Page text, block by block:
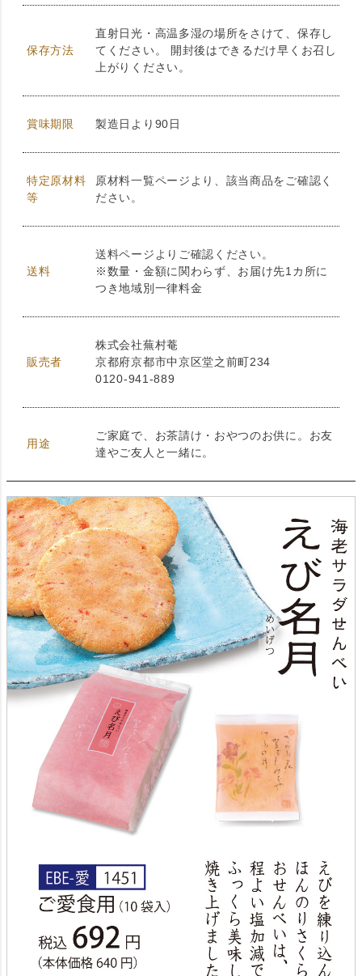
保存方法
直射日光・高温多湿の場所をさけて、保存し
てください。 開封後はできるだけ早くお召し
上がりください。
賞味期限 製造日より90日
特定原材料
等
原材料一覧ページより、該当商品をご確認く
ださい。
送料
送料ページよりご確認ください。
※数量・金額に関わらず、お届け先1カ所に
つき地域別一律料金
販売者
株式会社蕪村菴
京都府京都市中京区堂之前町234
0120-941-889
用途
ご家庭で、お茶請け・おやつのお供に。お友
達やご友人と一緒に。